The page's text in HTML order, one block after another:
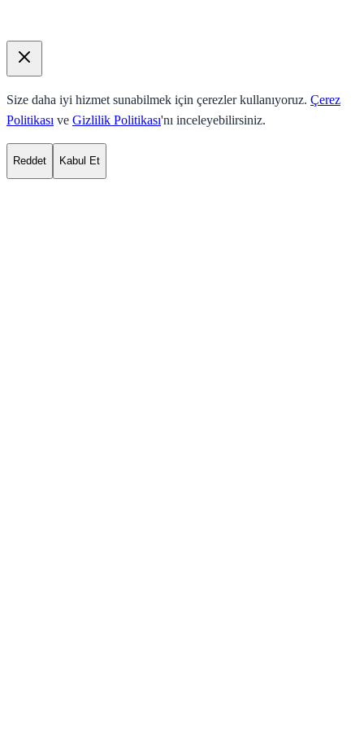
Size daha iyi hizmet sunabilmek için çerezler kullanıyoruz. Çerez
Politikası ve Gizlilik Politikası'nı inceleyebilirsiniz.
Reddet Kabul Et